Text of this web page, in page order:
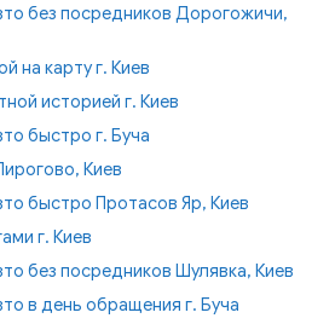
без посредников Дорогожичи,
на карту г. Киев
историей г. Киев
быстро г. Буча
Киев
быстро Протасов Яр, Киев
г. Киев
без посредников Шулявка, Киев
в день обращения г. Буча